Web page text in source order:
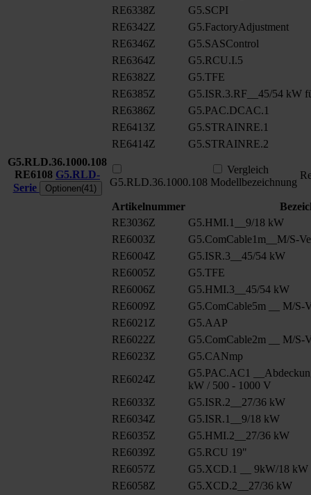
RE6338Z
G5.SCPI
RE6342Z
G5.FactoryAdjustment
RE6346Z
G5.SASControl
RE6364Z
G5.RCU.I.5
RE6382Z
G5.TFE
RE6385Z
G5.ISR.3.RF__45/54 kW
RE6386Z
G5.PAC.DCAC.1
RE6413Z
G5.STRAINRE.1
RE6414Z
G5.STRAINRE.2
G5.RLD.36.1000.108
RE6108 G5.RLD-
Serie
Optionen(41)
G5.RLD.36.1000.108
Vergleich
Modellbezeichnung
Artikelnummer
RE3036Z
G5.HMI.1__9/18 kW
RE6003Z
G5.ComCable1m__M/S-
RE6004Z
G5.ISR.3__45/54 kW
RE6005Z
G5.TFE
RE6006Z
G5.HMI.3__45/54 kW
RE6009Z
G5.ComCable5m __ M/S-
RE6021Z
G5.AAP
RE6022Z
G5.ComCable2m __ M/S-
RE6023Z
G5.CANmp
RE6024Z
G5.PAC.AC1
kW / 500 - 1000 V
RE6033Z
G5.ISR.2__27/36 kW
RE6034Z
G5.ISR.1__9/18 kW
RE6035Z
G5.HMI.2__27/36 kW
RE6039Z
G5.RCU 19"
RE6057Z
G5.XCD.1 __ 9kW/18 kW
RE6058Z
G5.XCD.2__27/36 kW